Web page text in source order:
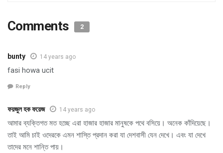
Comments 2
bunty 14 years ago
fasi howa ucit
Reply
ফয়জুল হক ফয়েজ 14 years ago
আমার ব্যক্তিগত মত হচ্ছে এরা হাজার হাজার মানুষকে পথে বসিয়ে। অনেক কাঁদিয়েছে।
তাই আমি চাই ওদেরকে এমন শাস্তি প্রদান করা যা দেশবাসী যেন দেখে। এবং যা দেখে
তাদের মনে শান্তি পায়।